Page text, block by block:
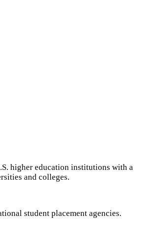
higher education institutions with a
and colleges.
student placement agencies.